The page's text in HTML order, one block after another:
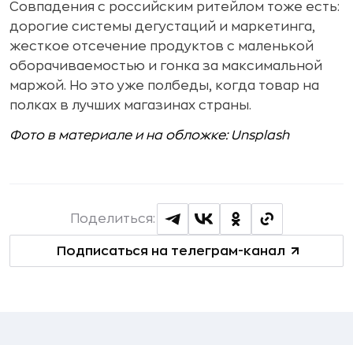
Совпадения с российским ритейлом тоже есть:
дорогие системы дегустаций и маркетинга,
жесткое отсечение продуктов с маленькой
оборачиваемостью и гонка за максимальной
маржой. Но это уже полбеды, когда товар на
полках в лучших магазинах страны.
Фото в материале и на обложке: Unsplash
Подписаться на телеграм-канал
Поделиться: